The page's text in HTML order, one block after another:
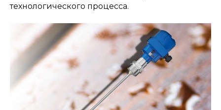
технологического процесса.